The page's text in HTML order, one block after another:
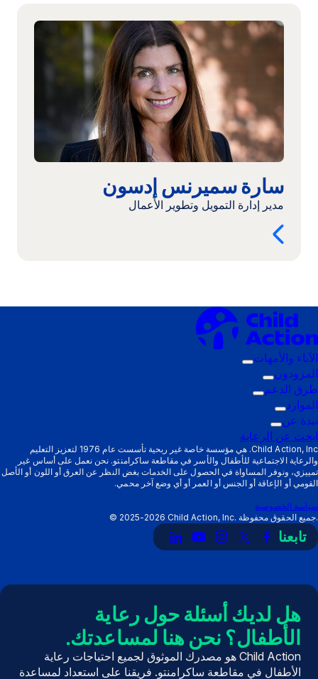
المزيد:
سارة
إدسون
سارة سميرنس إدسون
مدير إدارة التمويل وتطوير الأعمال
الآباء والأمهات
قائمة
والأمهات
المزودون
قائمة
التشغيل
المزودون
طرق الدعم
قائمة
الفرعية:
طرق
الدعم
الموارد
قائمة
التشغيل
الفرعية:
الموارد
نبذة عن
قائمة
التشغيل
الفرعية:
نبذة
ابحث عن الرعاية
Child Action, Inc. هي مؤسسة خاصة غير ربحية تأسست عام 1976 لتعزيز التعليم
والرعاية الاجتماعية للأطفال والأسر في مقاطعة ساكرامنتو. نحن نعمل على أساس غير
تمييزي، ونوفر المساواة في الحصول على الخدمات بغض النظر عن العرق أو اللون أو الأصل
القومي أو الإعاقة أو الجنس أو العمر أو أي وضع آخر محمي.
سياسة الخصوصية
© 2025-2026 Child Action, Inc. جميع الحقوق محفوظة.
تابعنا رابط
إلى
رابط
إلى
(تويتر)
رابط
إلى
رابط
إلى
رابط
إلى
هل لديك أسئلة حول رعاية
الأطفال؟ نحن هنا لمساعدتك.
Child Action هو مصدرك الموثوق لجميع احتياجات رعاية
الأطفال في مقاطعة ساكرامنتو. فريقنا على استعداد لمساعدة